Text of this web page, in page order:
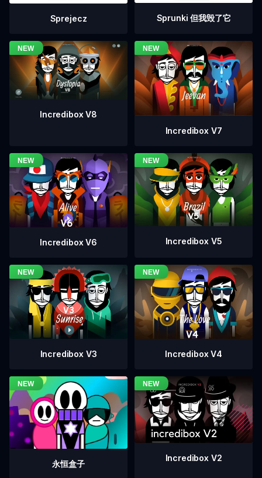
Sprejecz Sprunki 但我毁了它
Incredibox V8
Incredibox V7
Incredibox V6 Incredibox V5
Incredibox V3 Incredibox V4
永恒盒子
Incredibox V2